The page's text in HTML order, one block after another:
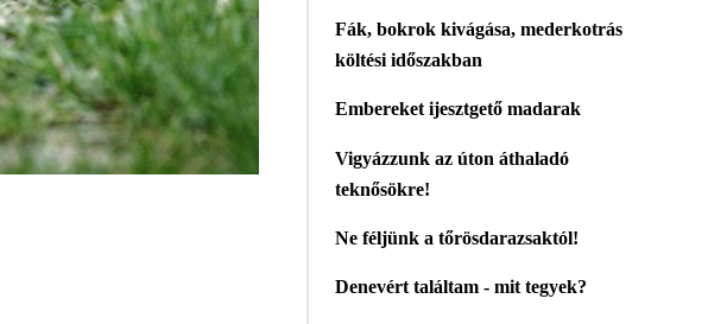
Fák, bokrok kivágása, mederkotrás
költési időszakban
Embereket ijesztgető madarak
Vigyázzunk az úton áthaladó
teknősökre!
Ne féljünk a tőrösdarazsaktól!
Denevért találtam - mit tegyek?